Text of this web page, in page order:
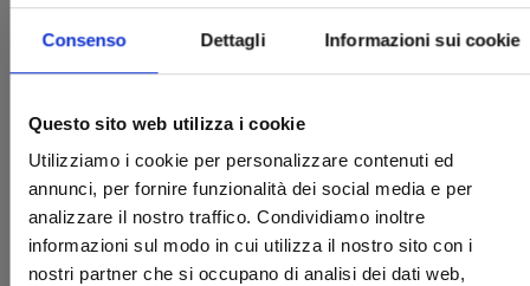
Consenso Dettagli Informazioni sui cookie
Questo sito web utilizza i cookie
Utilizziamo i cookie per personalizzare contenuti ed
annunci, per fornire funzionalità dei social media e per
analizzare il nostro traffico. Condividiamo inoltre
informazioni sul modo in cui utilizza il nostro sito con i
nostri partner che si occupano di analisi dei dati web,
THE TWO LIONS
05/07/2023
€ 7,50